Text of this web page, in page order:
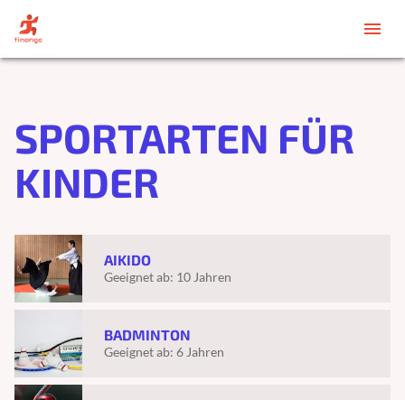
menu
SPORTARTEN FÜR
KINDER
AIKIDO
Geeignet ab: 10 Jahren
BADMINTON
Geeignet ab: 6 Jahren